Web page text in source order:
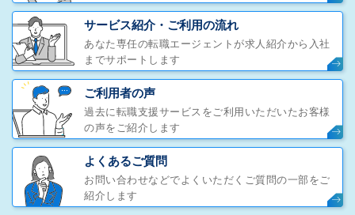
サービス紹介・ご利用の流れ
あなた専任の転職エージェントが求人紹介から入社
までサポートします
ご利用者の声
過去に転職支援サービスをご利用いただいたお客様
の声をご紹介します
よくあるご質問
お問い合わせなどでよくいただくご質問の一部をご
紹介します